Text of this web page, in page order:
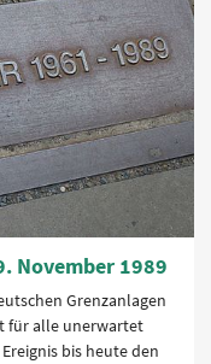
November 1989
Grenzanlagen
für alle unerwartet
bis heute den